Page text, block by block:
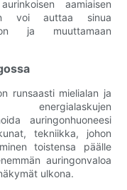
aamiaisen
voi auttaa sinua
ja muuttamaan
runsaasti mielialan ja
energialaskujen
auringonhuoneesi
tekniikka, johon
toistensa päälle
auringonvaloa
ulkona.